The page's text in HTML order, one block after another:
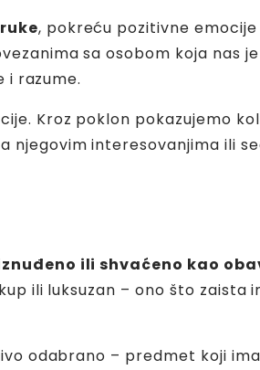
, pokreću pozitivne
sa osobom koja nas
i razume.
Kroz poklon pokazujemo
interesovanjima ili
ili shvaćeno kao
ili luksuzan – ono što
odabrano – predmet koji